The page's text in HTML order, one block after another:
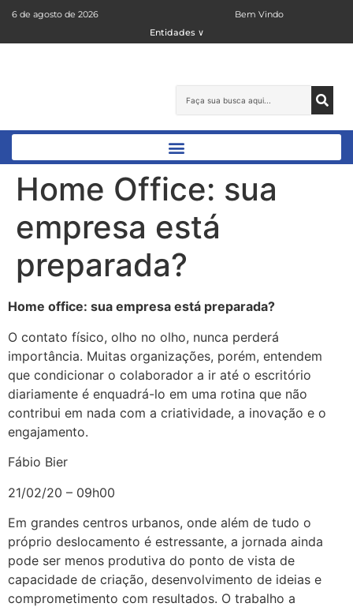
6 de agosto de 2026
Bem Vindo
Entidades ∨
Home Office: sua
empresa está
preparada?
Home office: sua empresa está preparada?
O contato físico, olho no olho, nunca perderá
importância. Muitas organizações, porém, entendem
que condicionar o colaborador a ir até o escritório
diariamente é enquadrá-lo em uma rotina que não
contribui em nada com a criatividade, a inovação e o
engajamento.
Fábio Bier
21/02/20 – 09h00
Em grandes centros urbanos, onde além de tudo o
próprio deslocamento é estressante, a jornada ainda
pode ser menos produtiva do ponto de vista de
capacidade de criação, desenvolvimento de ideias e
comprometimento com resultados. O trabalho a